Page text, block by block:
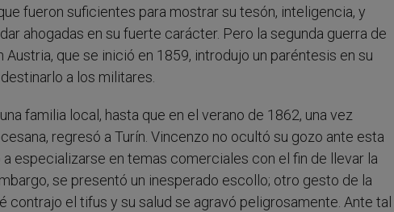
fueron suficientes para mostrar su tesón, inteligencia, y
ahogadas en su fuerte carácter. Pero la segunda guerra de
que se inició en 1859, introdujo un paréntesis en su
a los militares.
familia local, hasta que en el verano de 1862, una vez
regresó a Turín. Vincenzo no ocultó su gozo ante esta
especializarse en temas comerciales con el fin de llevar la
se presentó un inesperado escollo; otro gesto de la
contrajo el tifus y su salud se agravó peligrosamente. Ante tal